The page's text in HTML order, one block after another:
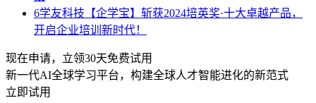
6学友科技【企学宝】斩获2024培英奖·十大卓越产品，
开启企业培训新时代！
现在申请，立领30天免费试用
新一代AI全球学习平台，构建全球人才智能进化的新范式
立即试用